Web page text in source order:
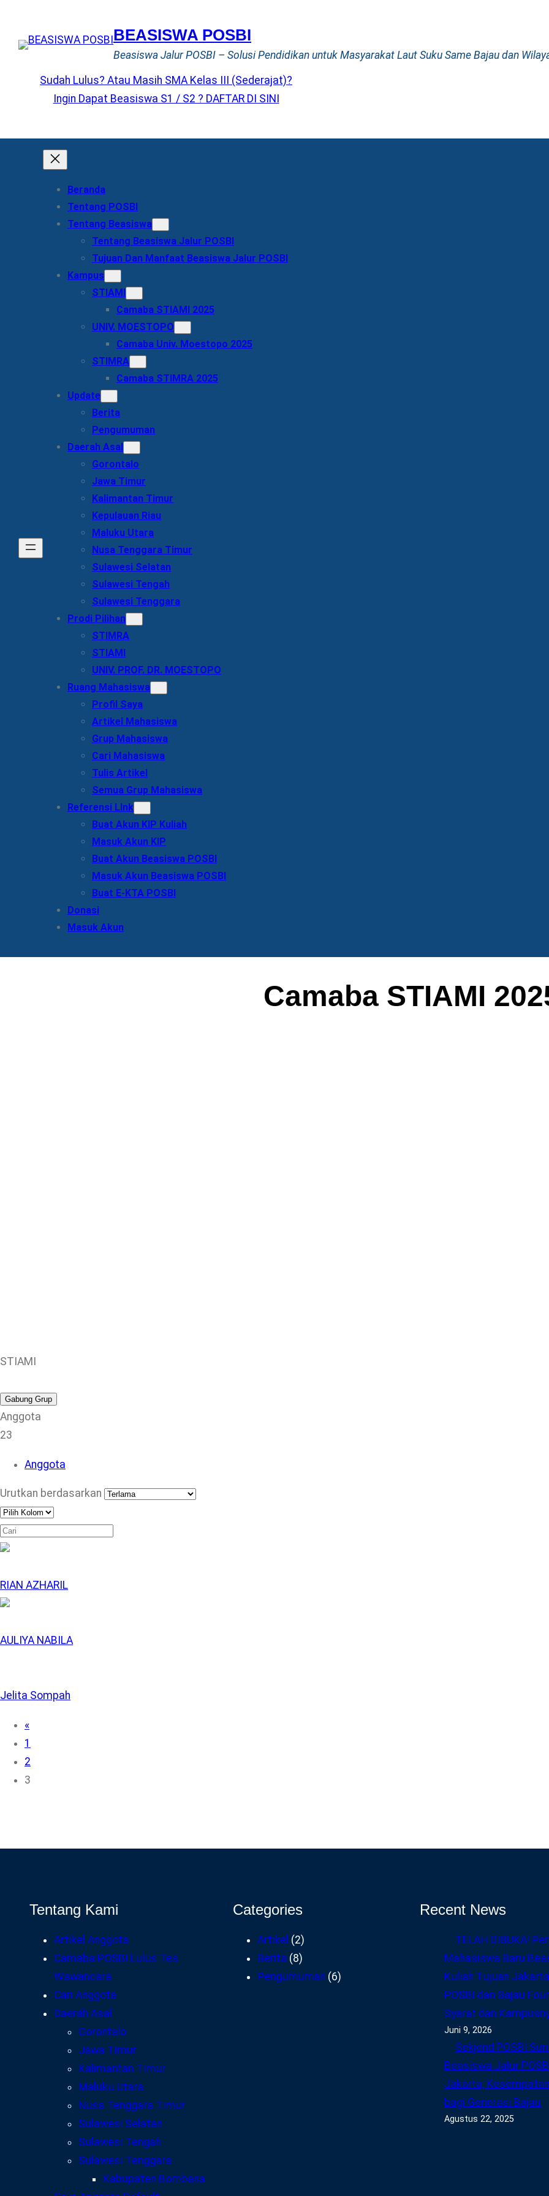
konten
BEASISWA POSBI
Beasiswa Jalur POSBI – Solusi Pendidikan untuk Masyarakat Laut Suku Same Bajau dan
Sudah Lulus? Atau Masih SMA Kelas III (Sederajat)?
Ingin Dapat Beasiswa S1 / S2 ? DAFTAR DI SINI
Beranda
Tentang POSBI
Tentang Beasiswa
Tentang Beasiswa Jalur POSBI
Tujuan Dan Manfaat Beasiswa Jalur POSBI
Kampus
STIAMI
Camaba STIAMI 2025
UNIV. MOESTOPO
Camaba Univ. Moestopo 2025
STIMRA
Camaba STIMRA 2025
Update
Berita
Pengumuman
Daerah Asal
Gorontalo
Jawa Timur
Kalimantan Timur
Kepulauan Riau
Maluku Utara
Nusa Tenggara Timur
Sulawesi Selatan
Sulawesi Tengah
Sulawesi Tenggara
Prodi Pilihan
STIMRA
STIAMI
UNIV. PROF. DR. MOESTOPO
Ruang Mahasiswa
Profil Saya
Artikel Mahasiswa
Grup Mahasiswa
Cari Mahasiswa
Tulis Artikel
Semua Grup Mahasiswa
Referensi LInk
Buat Akun KIP Kuliah
Masuk Akun KIP
Buat Akun Beasiswa POSBI
Masuk Akun Beasiswa POSBI
Buat E-KTA POSBI
Donasi
Masuk Akun
Camaba STIAMI
STIAMI
Gabung Grup
Anggota
23
Anggota
Urutkan berdasarkan
RIAN AZHARIL
AULIYA NABILA
Jelita Sompah
«
1
2
3
Tentang Kami
Artikel Anggota
Camaba POSBI Lulus Tes
Wawancara
Cari Anggota
Daerah Asal
Gorontalo
Jawa Timur
Kalimantan Timur
Maluku Utara
Nusa Tenggara Timur
Sulawesi Selatan
Sulawesi Tengah
Sulawesi Tenggara
Kabupaten Bombana
Categories
Artikel (2)
Berita (8)
Pengumuman (6)
Recent News
TELAH DIBUKA!
Mahasiswa Baru
Kuliah Tujuan
POSBI dan Bajau
Syarat dan
Juni 9, 2026
Sekjend POSBI
Beasiswa Jalur
Jakarta,
bagi Generasi Bajau
Agustus 22, 2025